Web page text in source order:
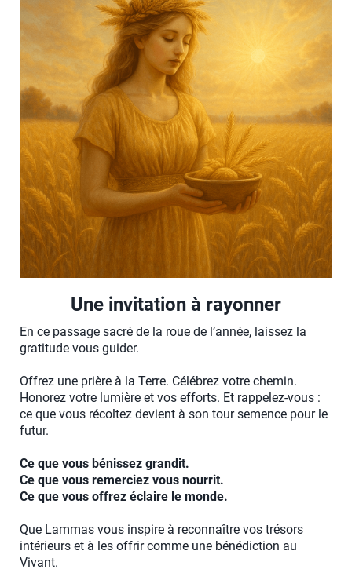
Une invitation à rayonner
En ce passage sacré de la roue de l’année, laissez la
gratitude vous guider.
Offrez une prière à la Terre. Célébrez votre chemin.
Honorez votre lumière et vos efforts. Et rappelez-vous :
ce que vous récoltez devient à son tour semence pour le
futur.
Ce que vous bénissez grandit.
Ce que vous remerciez vous nourrit.
Ce que vous offrez éclaire le monde.
Que Lammas vous inspire à reconnaître vos trésors
intérieurs et à les offrir comme une bénédiction au
Vivant.